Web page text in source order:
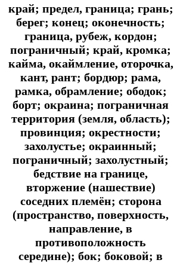
край; предел, граница; грань;
берег; конец; оконечность;
граница, рубеж, кордон;
пограничный; край, кромка;
кайма, окаймление, оторочка,
кант, рант; бордюр; рама,
рамка, обрамление; ободок;
борт; окраина; пограничная
территория (земля, область);
провинция; окрестности;
захолустье; окраинный;
пограничный; захолустный;
бедствие на границе,
вторжение (нашествие)
соседних племён; сторона
(пространство, поверхность,
направление, в
противоположность
середине); бок; боковой; в